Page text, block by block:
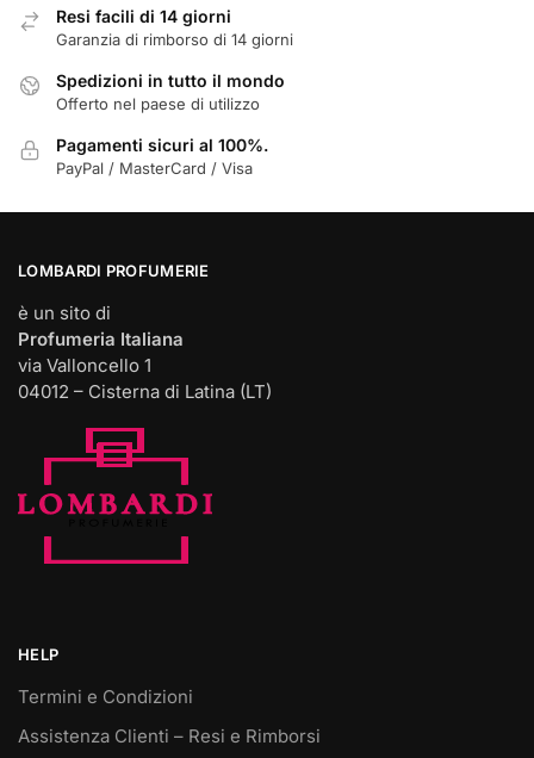
Resi facili di 14 giorni
Garanzia di rimborso di 14 giorni
Spedizioni in tutto il mondo
Offerto nel paese di utilizzo
Pagamenti sicuri al 100%.
PayPal / MasterCard / Visa
LOMBARDI PROFUMERIE
è un sito di
Profumeria Italiana
via Valloncello 1
04012 – Cisterna di Latina (LT)
HELP
Termini e Condizioni
Assistenza Clienti – Resi e Rimborsi